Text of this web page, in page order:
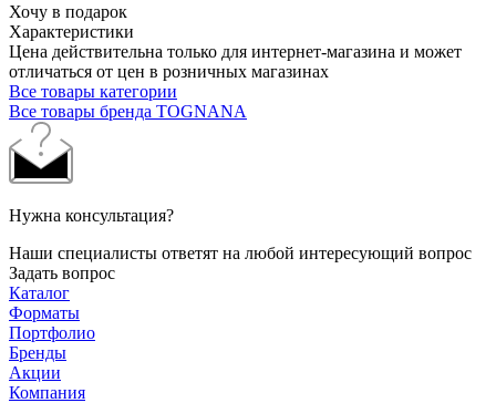
Хочу в подарок
Характеристики
Цена действительна только для интернет-магазина и может
отличаться от цен в розничных магазинах
Все товары категории
Все товары бренда TOGNANA
Нужна консультация?
Наши специалисты ответят на любой интересующий вопрос
Задать вопрос
Каталог
Форматы
Портфолио
Бренды
Акции
Компания